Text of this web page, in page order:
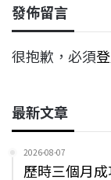
發佈留言
很抱歉，必須
最新文章
2026-08-07
歷時三個月